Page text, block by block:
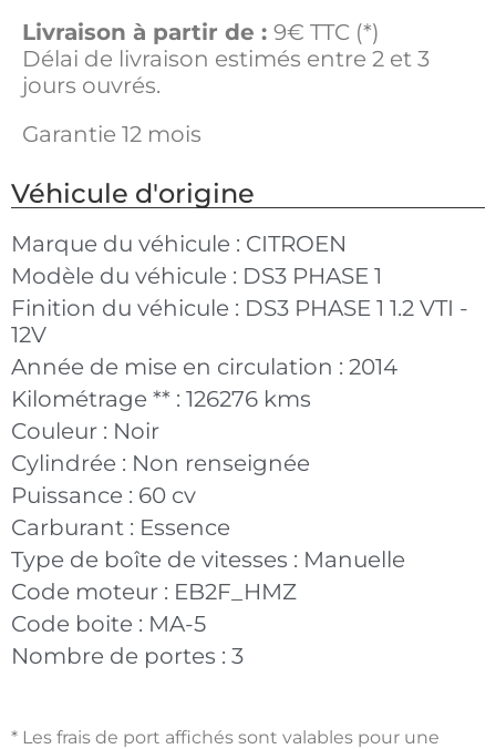
Livraison à partir de : 9€ TTC (*)
Délai de livraison estimés entre 2 et 3
jours ouvrés.
Garantie 12 mois
Véhicule d'origine
Marque du véhicule : CITROEN
Modèle du véhicule : DS3 PHASE 1
Finition du véhicule : DS3 PHASE 1 1.2 VTI -
12V
Année de mise en circulation : 2014
Kilométrage ** : 126276 kms
Couleur : Noir
Cylindrée : Non renseignée
Puissance : 60 cv
Carburant : Essence
Type de boîte de vitesses : Manuelle
Code moteur : EB2F_HMZ
Code boite : MA-5
Nombre de portes : 3
* Les frais de port affichés sont valables pour une